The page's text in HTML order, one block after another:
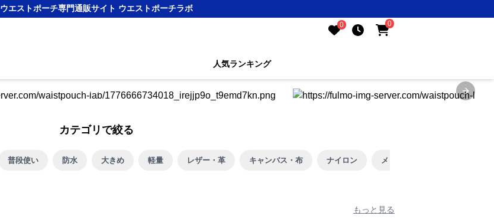
ウエストポーチ専門通販サイト ウエストポーチラボ
0 0
人気ランキング
Next
カテゴリで絞る
普段使い 防水 大きめ 軽量 レザー・革 キャンバス・布 ナイロン メッシュ
もっと見る